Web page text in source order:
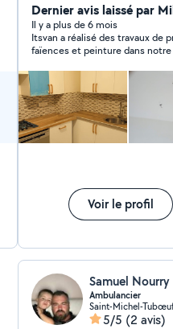
Dernier avis laissé par
Il y a plus de 6 mois
Itsvan a réalisé des travaux de
faïences et peinture dans notre
entière satisfaction.
ferons appel à lui à l'avenir
recommande vivement aux
peintre de qualité.
Voir le profil
Samuel Nourry
Ambulancier
5/5 (2 avis)